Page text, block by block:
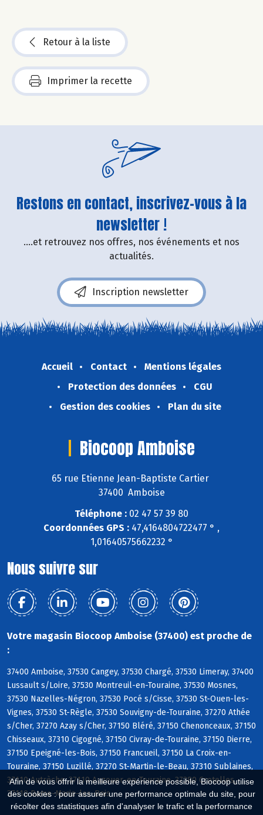
Afin de vous offrir la meilleure expérience possible, Biocoop utilise
des cookies : pour assurer une performance optimale du site, pour
récolter des statistiques afin d'analyser le trafic et la performance
Retour à la liste
Imprimer la recette
Restons en contact, inscrivez-vous à la
newsletter !
....et retrouvez nos offres, nos événements et nos
actualités.
Inscription newsletter
Accueil Contact
Mentions légales
Protection des données
CGU
Gestion des cookies
Plan du site
Biocoop Amboise
65 rue Etienne Jean-Baptiste Cartier
37400 Amboise
Téléphone : 02 47 57 39 80
Coordonnées GPS : 47,4164804722477 ° ,
1,01640575662232 °
Nous suivre sur
Votre magasin Biocoop Amboise (37400) est proche de
:
37400 Amboise, 37530 Cangey, 37530 Chargé, 37530 Limeray, 37400
Lussault s/Loire, 37530 Montreuil-en-Touraine, 37530 Mosnes,
37530 Nazelles-Négron, 37530 Pocé s/Cisse, 37530 St-Ouen-les-
Vignes, 37530 St-Règle, 37530 Souvigny-de-Touraine, 37270 Athée
s/Cher, 37270 Azay s/Cher, 37150 Bléré, 37150 Chenonceaux, 37150
Chisseaux, 37310 Cigogné, 37150 Civray-de-Touraine, 37150 Dierre,
37150 Epeigné-les-Bois, 37150 Francueil, 37150 La Croix-en-
Touraine, 37150 Luzillé, 37270 St-Martin-le-Beau, 37310 Sublaines,
37110 Autrèche, 37110 Auzouer-en-Touraine, 37380 Crotelles,
37110 Dame-Marie-les-Bois